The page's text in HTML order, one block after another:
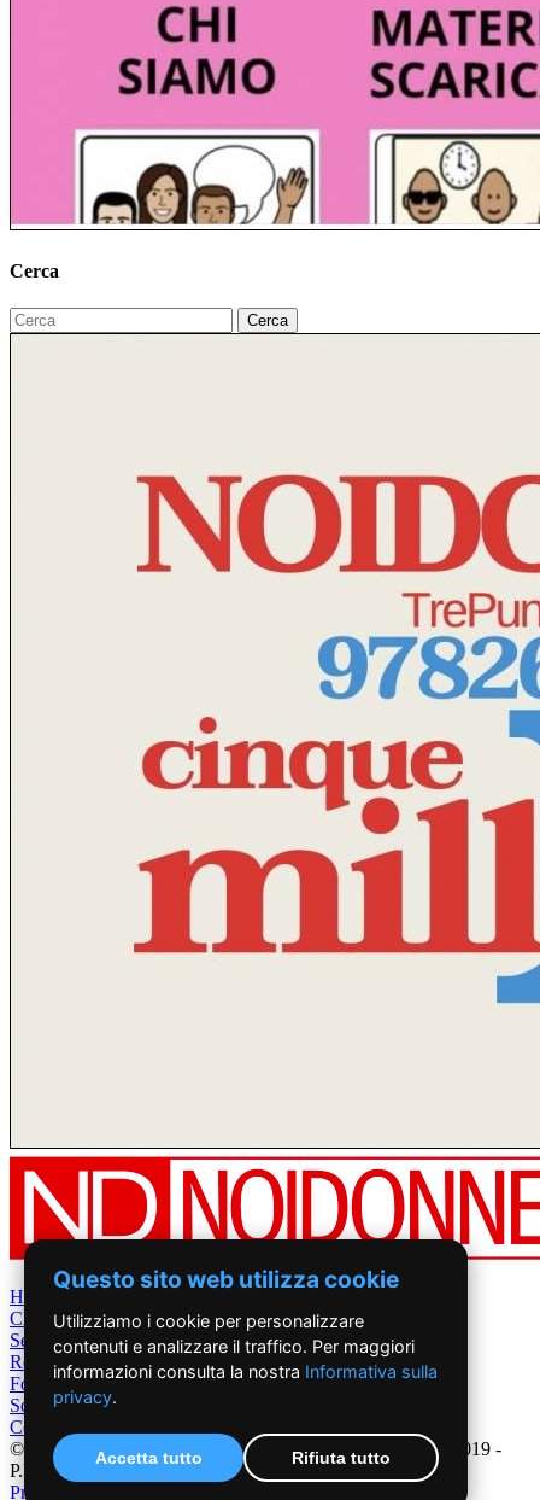
Cerca
Home
Chi Siamo
Settimanale
Rete News
Foto&Video
Sostienici
Contatti
©2019 - NoiDonne - Iscrizione ROC n.33421 del 23 /09/ 2019 -
P.IVA 00878931005
Privacy Policy
Questo sito web utilizza cookie
Utilizziamo i cookie per personalizzare
contenuti e analizzare il traffico. Per maggiori
informazioni consulta la nostra Informativa sulla
privacy.
Accetta tutto Rifiuta tutto